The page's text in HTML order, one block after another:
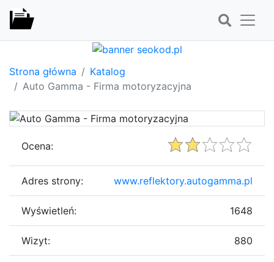
Strona główna
Katalog
Auto Gamma - Firma motoryzacyjna
Ocena:
Adres strony: www.reflektory.autogamma.pl
Wyświetleń: 1648
Wizyt: 880